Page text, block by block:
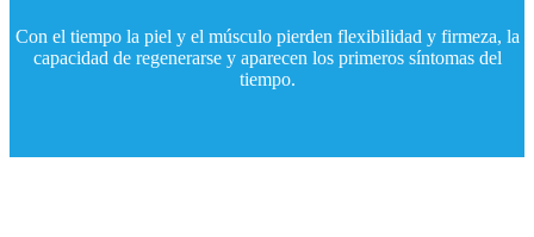
Con el tiempo la piel y el músculo pierden flexibilidad y firmeza, la
capacidad de regenerarse y aparecen los primeros síntomas del
tiempo.